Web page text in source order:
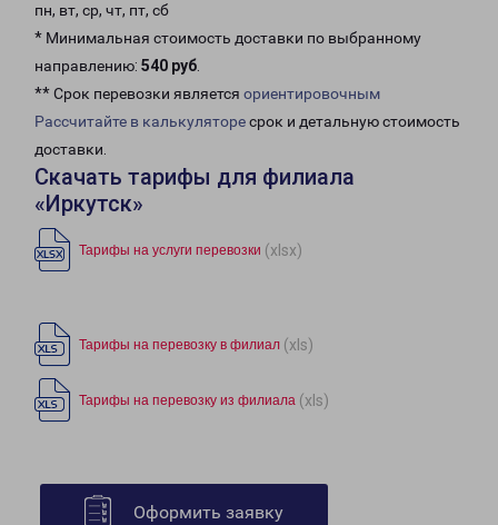
пн, вт, ср, чт, пт, сб
* Минимальная стоимость доставки по выбранному
направлению: 540 руб.
** Срок перевозки является ориентировочным
Рассчитайте в калькуляторесрок и детальную стоимость
доставки.
Скачать тарифы для филиала
«Иркутск»
Тарифы на услуги перевозки (xlsx)
Тарифы на перевозку в филиал (xls)
Тарифы на перевозку из филиала (xls)
Оформить заявку